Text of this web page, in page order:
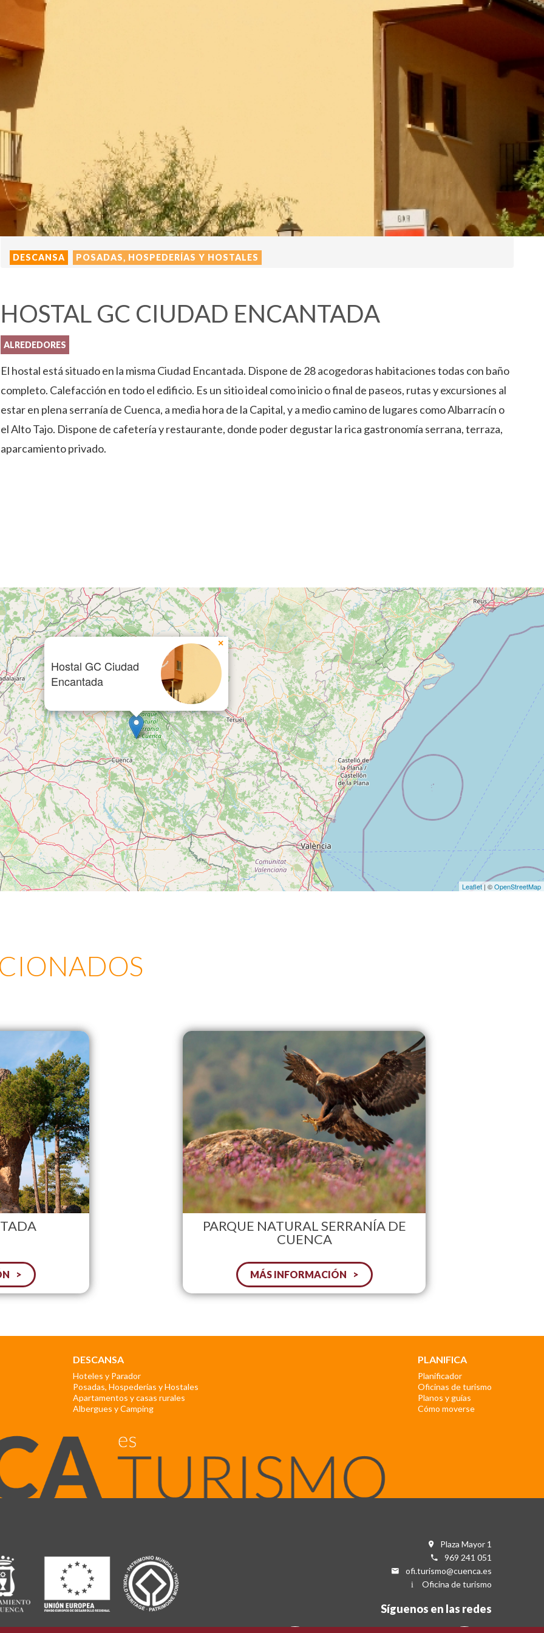
DESCANSA POSADAS, HOSPEDERÍAS Y HOSTALES
HOSTAL GC CIUDAD ENCANTADA
ALREDEDORES
El hostal está situado en la misma Ciudad Encantada. Dispone de 28 acogedoras habitaciones todas con baño
completo. Calefacción en todo el edificio. Es un sitio ideal como inicio o final de paseos, rutas y excursiones al
estar en plena serranía de Cuenca, a media hora de la Capital, y a medio camino de lugares como Albarracín o
el Alto Tajo. Dispone de cafetería y restaurante, donde poder degustar la rica gastronomía serrana, terraza,
aparcamiento privado.
Hostal GC Ciudad
Encantada
×
Leaflet | ©OpenStreetMap
PARQUE NATURAL SERRANÍA DE
CUENCA
MÁS INFORMACIÓN
DESCANSA
Hoteles y Parador
Posadas, Hospederías y Hostales
Apartamentos y casas rurales
Albergues y Camping
PLANIFICA
Planificador
Oficinas de turismo
Planos y guías
Cómo moverse
Plaza Mayor 1
969 241 051
ofi.turismo@cuenca.es
Oficina de turismo
Síguenos en las redes